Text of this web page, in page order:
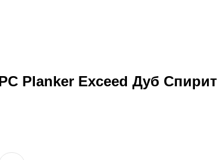
Planker Exceed Дуб Спирит